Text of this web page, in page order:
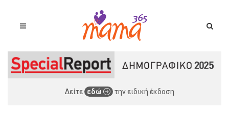
Δείτε εδώ την ειδική έκδοση